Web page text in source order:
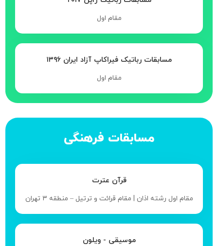
مقام اول
مسابقات رباتیک فیراکاپ آزاد ایران ۱۳۹۶
مقام اول
مسابقات فرهنگی
قرآن عترت
مقام اول رشته اذان | مقام قرائت و ترتیل – منطقه ۳ تهران
موسیقی - ویلون